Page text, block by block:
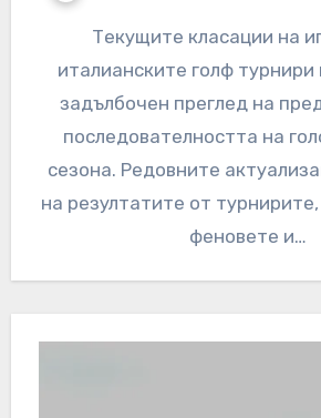
Текущите класации на играчите в
италианските голф турнири
задълбочен преглед на
последователността на
сезона. Редовните
на резултатите от
феновете и…